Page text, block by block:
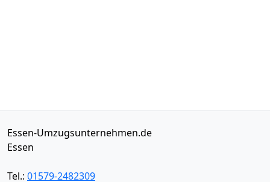
Essen-Umzugsunternehmen.de
Essen
Tel.: 01579-2482309